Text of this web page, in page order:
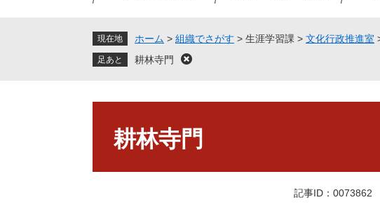
カ
検
現在地 ホーム > 組織でさがす > 生涯学習課 > 文化行政推進室
耕林寺門
閉
耕林寺門
記事ID：0073862